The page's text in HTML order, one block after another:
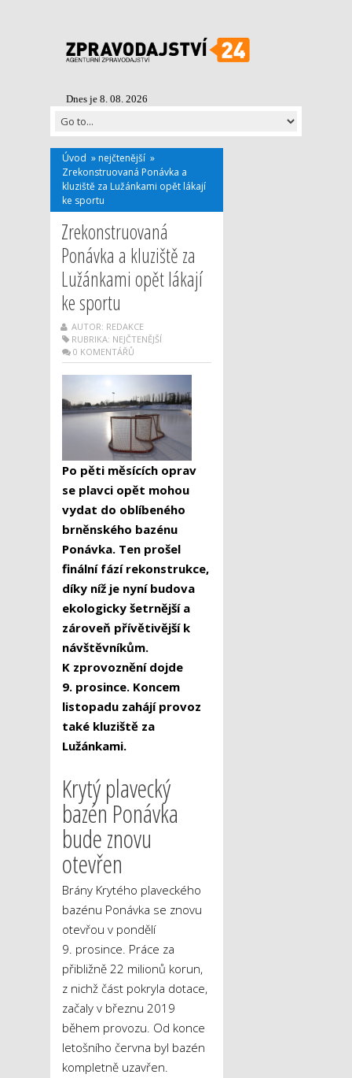
Dnes je 8. 08. 2026
Úvod » nejčtenější »
Zrekonstruovaná Ponávka a
kluziště za Lužánkami opět lákají
ke sportu
Zrekonstruovaná
Ponávka a kluziště za
Lužánkami opět lákají
ke sportu
AUTOR: REDAKCE
RUBRIKA: NEJČTENĚJŠÍ
0 KOMENTÁŘŮ
Po pěti měsících oprav
se plavci opět mohou
vydat do oblíbeného
brněnského bazénu
Ponávka. Ten prošel
finální fází rekonstrukce,
díky níž je nyní budova
ekologicky šetrnější a
zároveň přívětivější k
návštěvníkům.
K zprovoznění dojde
9. prosince. Koncem
listopadu zahájí provoz
také kluziště za
Lužánkami.
Krytý plavecký
bazén Ponávka
bude znovu
otevřen
Brány Krytého plaveckého
bazénu Ponávka se znovu
otevřou v pondělí
9. prosince. Práce za
přibližně 22 milionů korun,
z nichž část pokryla dotace,
začaly v březnu 2019
během provozu. Od konce
letošního června byl bazén
kompletně uzavřen.